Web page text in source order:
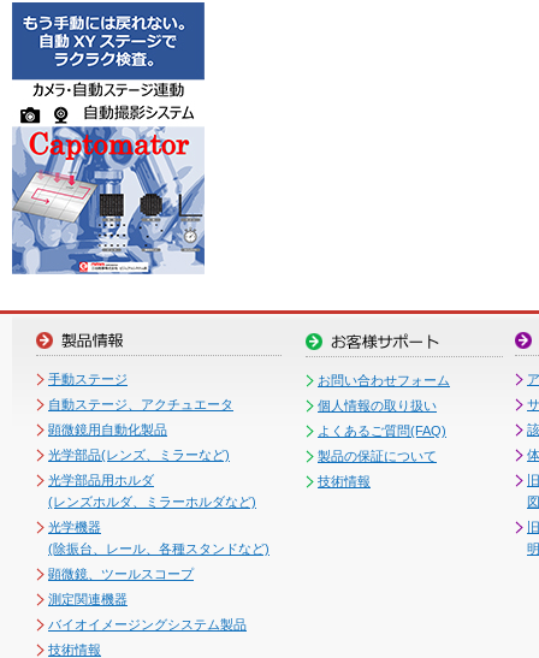
手動ステージ
自動ステージ、アクチュエータ
顕微鏡用自動化製品
光学部品(レンズ、ミラーなど)
光学部品用ホルダ
(レンズホルダ、ミラーホルダなど)
光学機器
(除振台、レール、各種スタンドなど)
顕微鏡、ツールスコープ
測定関連機器
バイオイメージングシステム製品
技術情報
お問い合わせフォーム
個人情報の取り扱い
よくあるご質問(FAQ)
製品の保証について
技術情報